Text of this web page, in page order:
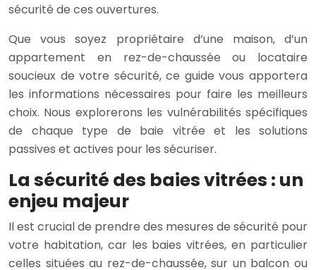
sécurité de ces ouvertures.
Que vous soyez propriétaire d’une maison, d’un
appartement en rez-de-chaussée ou locataire
soucieux de votre sécurité, ce guide vous apportera
les informations nécessaires pour faire les meilleurs
choix. Nous explorerons les vulnérabilités spécifiques
de chaque type de baie vitrée et les solutions
passives et actives pour les sécuriser.
La sécurité des baies vitrées : un
enjeu majeur
Il est crucial de prendre des mesures de sécurité pour
votre habitation, car les baies vitrées, en particulier
celles situées au rez-de-chaussée, sur un balcon ou